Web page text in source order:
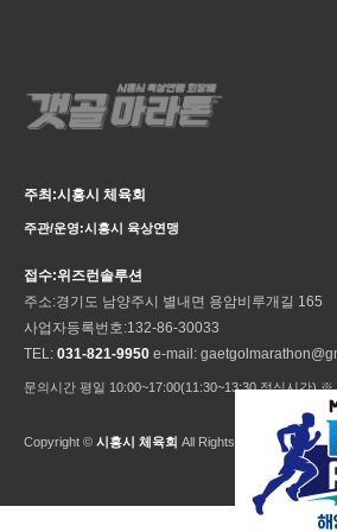
주최:시흥시 체육회
주관/운영:시흥시 육상연맹
접수:위즈런솔루션
주소:경기도 남양주시 별내면 용암비루개길 165
사업자등록번호:132-86-30033
TEL: 031-821-9950 e-mail:
문의시간 평일 10:00~17:00(11:30~13:30 점심시간)
Copyright © 시흥시 체육회 All Rights Reseved.